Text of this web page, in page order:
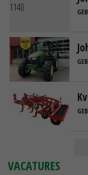
VACATURES